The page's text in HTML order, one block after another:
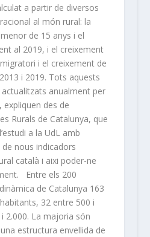
a partir de diversos
al món rural: la
de 15 anys i el
al 2019, i el creixement
i el creixement de
i 2019. Tots aquests
anualment per
expliquen des de
Rurals de Catalunya, que
a la UdL amb
de nous indicadors
català i aixi poder-ne
Entre els 200
de Catalunya 163
32 entre 500 i
2.000. La majoria són
estructura envellida de